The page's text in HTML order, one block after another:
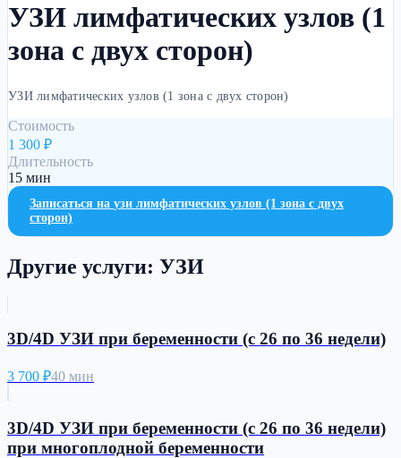
УЗИ лимфатических узлов (1
зона с двух сторон)
УЗИ лимфатических узлов (1 зона с двух сторон)
Стоимость
1 300 ₽
Длительность
15 мин
Записаться на узи лимфатических узлов (1 зона с двух
сторон)
Другие услуги: УЗИ
3D/4D УЗИ при беременности (с 26 по 36 недели)
3 700 ₽40 мин
3D/4D УЗИ при беременности (с 26 по 36 недели)
при многоплодной беременности